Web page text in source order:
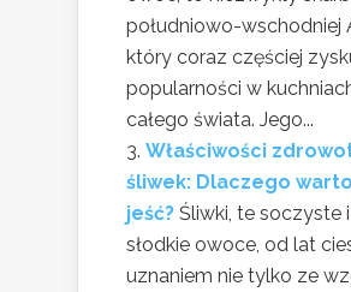
południowo-wschodniej
który coraz częściej
popularności w
całego świata. Jego...
Właściwości
śliwek: Dlaczego
jeść? Śliwki, te soczyste i
słodkie owoce, od lat
uznaniem nie tylko ze